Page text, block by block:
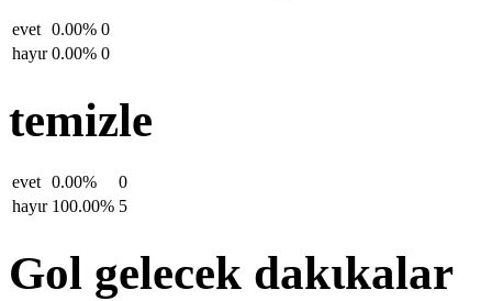
evet 0.00% 0
hayιr 0.00% 0
temizle
evet 0.00%
0
hayιr 100.00% 5
Gol gelecek dakιkalar